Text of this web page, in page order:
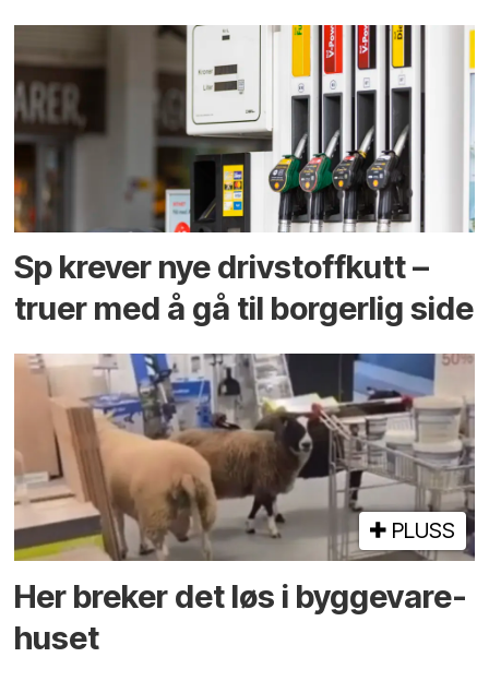
Sp krever nye drivstoffkutt –
truer med å gå til borgerlig side
PLUSS
Her breker det løs i bygge­vare­
huset